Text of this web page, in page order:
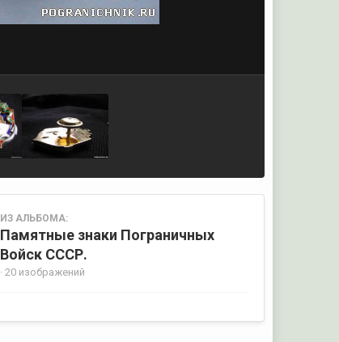
ИЗ АЛЬБОМА:
Памятные знаки Пограничных
Войск СССР.
· 20 изображений